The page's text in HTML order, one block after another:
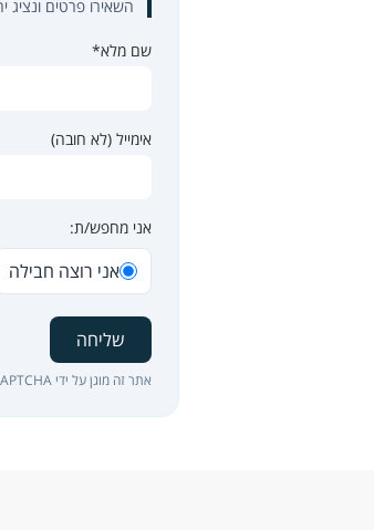
השאירו פרטים ונציג
שם מלא*
אימייל (לא חובה)
אני מחפש/ת:
אני רוצה חבילה
שליחה
אתר זה מוגן על ידי reCAPTCHA וחלים